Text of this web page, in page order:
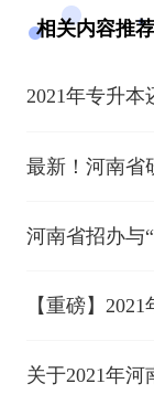
相关内容推荐
2021年专升
最新！河南省
河南省招办与
【重磅】
关于2021年